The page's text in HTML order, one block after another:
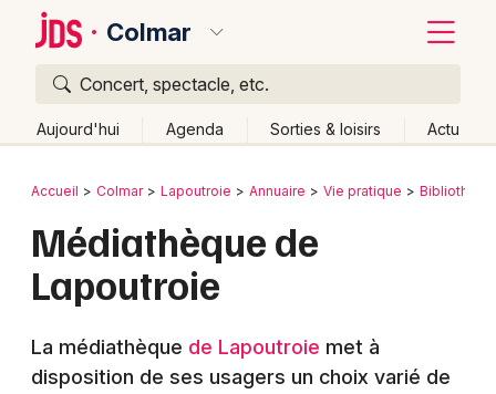
Colmar
Concert, spectacle, etc.
Aujourd'hui Agenda Sorties & loisirs Actu
Publier un événement
Activité & Expérience
Bordeaux
Colmar
Lyon
Retour
Accueil Colmar Lapoutroie Annuaire Vie pratique
Médiathèque de
Lapoutroie
La médiathèque de Lapoutroie met à
disposition de ses usagers un choix varié de
Quoi ?
Où ?
Près de moi
Changer de lieu
Quand ?